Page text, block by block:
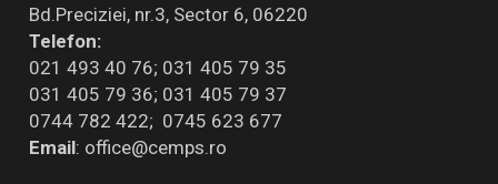
Bd.Preciziei, nr.3, Sector 6, 06220
Telefon:
021 493 40 76; 031 405 79 35
031 405 79 36; 031 405 79 37
0744 782 422; 0745 623 677
Email: office@cemps.ro